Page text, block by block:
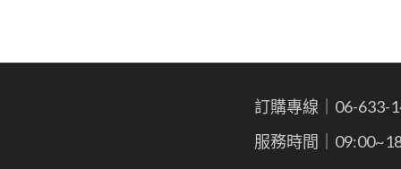
訂購專線｜06-633-
服務時間｜